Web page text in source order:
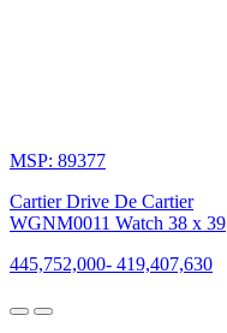
MSP: 89377
Cartier Drive De Cartier
WGNM0011 Watch 38 x 39
445,752,000- 419,407,630